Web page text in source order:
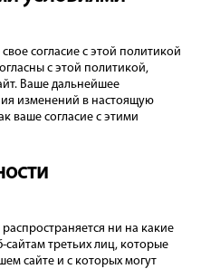
согласие с этой политикой
с этой политикой,
Ваше дальнейшее
изменений в настоящую
ваше согласие с этими
ни на какие
третьих лиц, которые
сайте и с которых могут